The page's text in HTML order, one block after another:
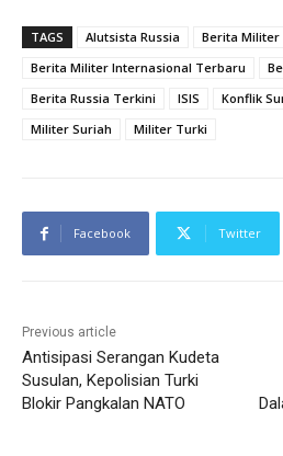
TAGS Alutsista Russia
Berita Militer
Berita Militer Internasional Terbaru
Berita Russia Terkini
ISIS Konflik
Militer Suriah
Militer Turki
Facebook Twitter
Previous article
Antisipasi Serangan Kudeta
Susulan, Kepolisian Turki
Blokir Pangkalan NATO